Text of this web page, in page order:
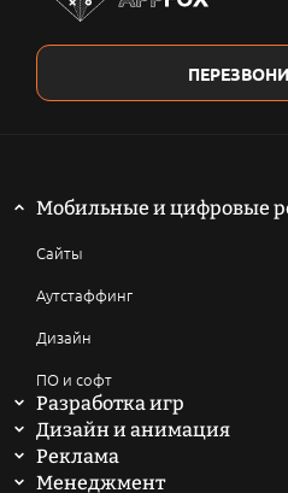
Мобильные и цифровые
Сайты
Аутстаффинг
Дизайн
ПО и софт
Разработка игр
Мобильные игры
Компьютерные игры
Дизайн и анимация
2D анимация
Реклама
SEO продвижение сайтов
Менеджмент